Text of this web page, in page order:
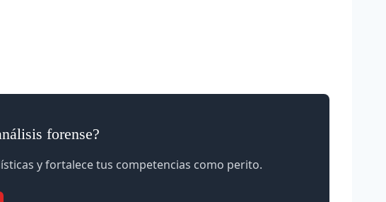
forense?
y fortalece tus competencias como perito.